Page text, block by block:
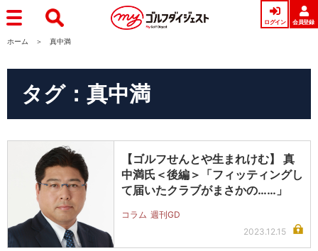
ログイン 会員登録
ホーム 真中満
タグ：真中満
【ゴルフせんとや生まれけむ】 真
中満氏＜後編＞「フィッティングし
て届いたクラブがまさかの……」
コラム 週刊GD
2023.12.15